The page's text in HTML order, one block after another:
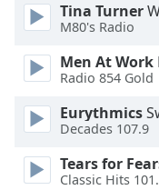
cancel
and
close
Text
Color
Tina Turner
M80's Radio
Men At Work
Radio 854 Gold
Eurythmics
Decades 107.9
Tears for
Classic Hits